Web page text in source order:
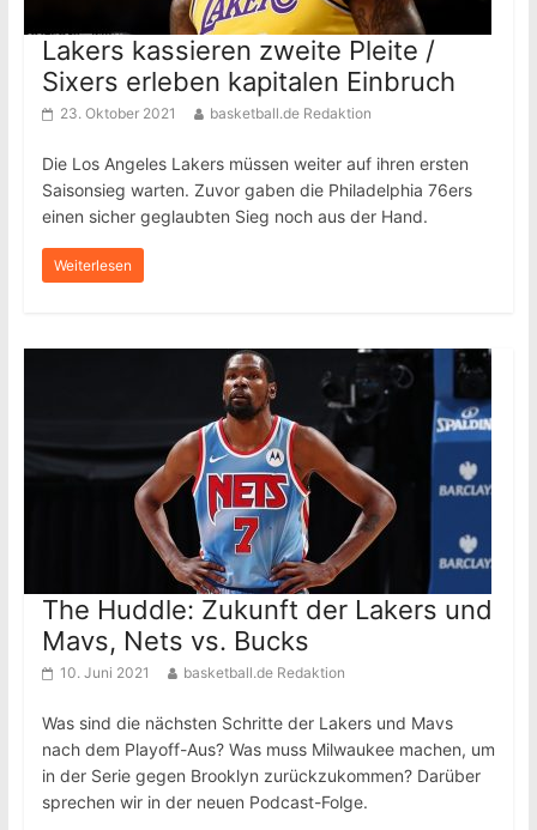
Lakers kassieren zweite Pleite /
Sixers erleben kapitalen Einbruch
23. Oktober 2021 basketball.de Redaktion
Die Los Angeles Lakers müssen weiter auf ihren ersten
Saisonsieg warten. Zuvor gaben die Philadelphia 76ers
einen sicher geglaubten Sieg noch aus der Hand.
Weiterlesen
The Huddle: Zukunft der Lakers und
Mavs, Nets vs. Bucks
10. Juni 2021 basketball.de Redaktion
Was sind die nächsten Schritte der Lakers und Mavs
nach dem Playoff-Aus? Was muss Milwaukee machen, um
in der Serie gegen Brooklyn zurückzukommen? Darüber
sprechen wir in der neuen Podcast-Folge.